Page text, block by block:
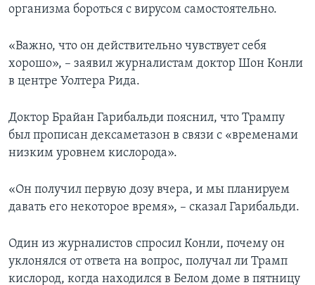
организма бороться с вирусом самостоятельно.
«Важно, что он действительно чувствует себя
хорошо», – заявил журналистам доктор Шон Конли
в центре Уолтера Рида.
Доктор Брайан Гарибальди пояснил, что Трампу
был прописан дексаметазон в связи с «временами
низким уровнем кислорода».
«Он получил первую дозу вчера, и мы планируем
давать его некоторое время», – сказал Гарибальди.
Один из журналистов спросил Конли, почему он
уклонялся от ответа на вопрос, получал ли Трамп
кислород, когда находился в Белом доме в пятницу